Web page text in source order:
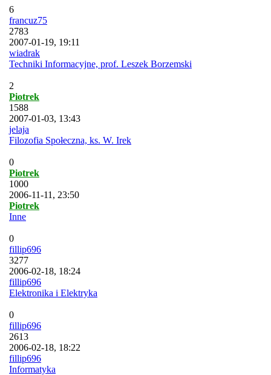
6
francuz75
2783
2007-01-19, 19:11
wiadrak
Techniki Informacyjne, prof. Leszek Borzemski
2
Piotrek
1588
2007-01-03, 13:43
jelaja
Filozofia Społeczna, ks. W. Irek
0
Piotrek
1000
2006-11-11, 23:50
Piotrek
Inne
0
fillip696
3277
2006-02-18, 18:24
fillip696
Elektronika i Elektryka
0
fillip696
2613
2006-02-18, 18:22
fillip696
Informatyka